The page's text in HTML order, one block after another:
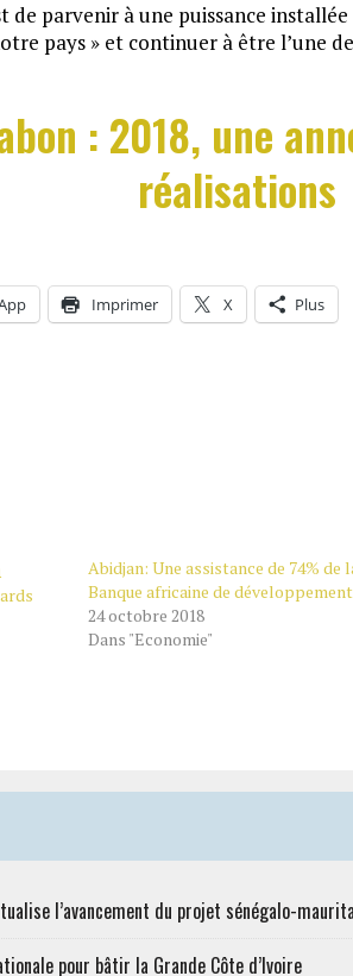
parvenir à une puissance
pays » et continuer à être l’une
: 2018, une
réalisations
Imprimer X Plus
Abidjan: Une assistance de 74% de
Banque africaine de développement
24 octobre 2018
Dans "Economie"
l’avancement du projet sénégalo-
pour bâtir la Grande Côte d’Ivoire